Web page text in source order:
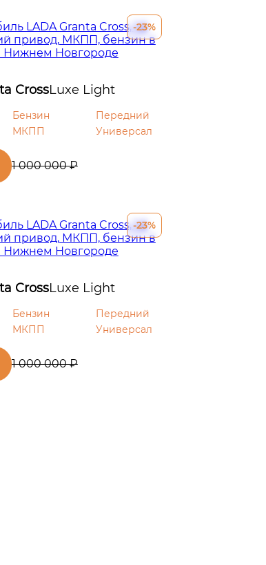
-23%
CrossLuxe Light
Бензин
Передний
МКПП Универсал
1 000 000 ₽
-23%
CrossLuxe Light
Бензин
Передний
МКПП Универсал
1 000 000 ₽